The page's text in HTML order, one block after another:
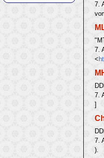
7.
7.
<
7.
]
7.
).